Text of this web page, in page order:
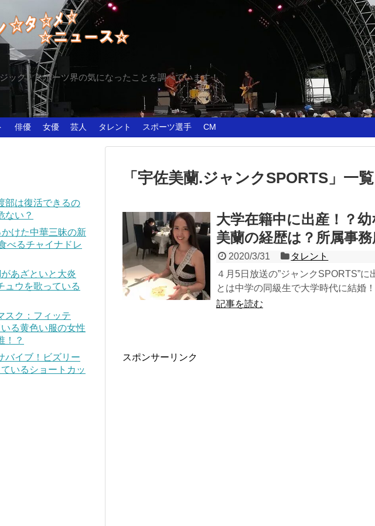
ック、スポーツ界の気になったことを調べています！
俳優 女優 芸人 タレント スポーツ選手 CM
「 宇佐美蘭.ジャンクSPORTS 」 一覧
大学在籍中に出産！？
美蘭の経歴は？所属事
2020/3/31
タレント
４月5日放送の”ジャンクSPORTS”
とは中学の同級生で大学時代に結婚
記事を読む
スポンサーリンク
部は復活できるの
ない？
かけた中華三昧の新
べるチャイナドレ
あざといと大炎
ュウを歌っている
スク：フィッテ
る黄色い服の女性
！？
バイブ！ビズリー
いるショートカッ